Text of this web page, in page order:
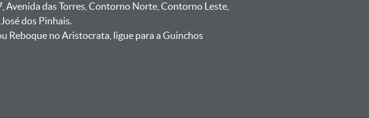
Avenida das Torres, Contorno Norte, Contorno Leste,
dos Pinhais.
Reboque no Aristocrata, ligue para a Guinchos